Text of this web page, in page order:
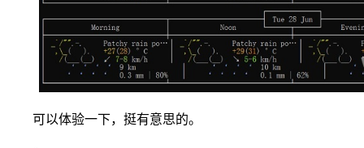
可以体验一下，挺有意思的。